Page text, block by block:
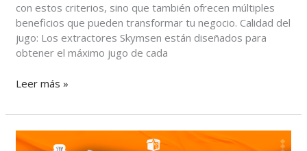
con estos criterios, sino que también ofrecen múltiples
beneficios que pueden transformar tu negocio. Calidad del
jugo: Los extractores Skymsen están diseñados para
obtener el máximo jugo de cada
Leer más »
¿Cómo